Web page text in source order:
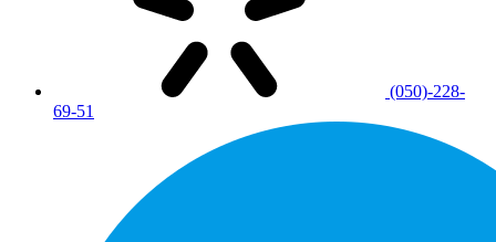
(050)-228-
69-51